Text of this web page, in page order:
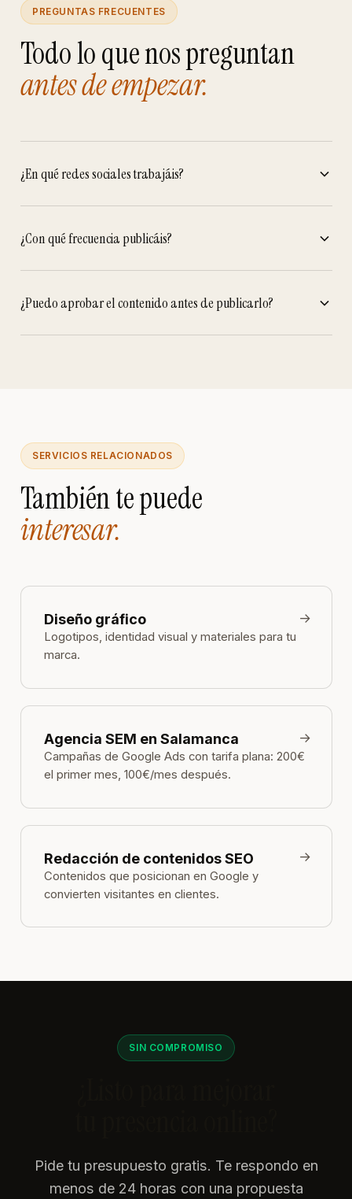
PREGUNTAS FRECUENTES
Todo lo que nos preguntan
antes de empezar.
¿En qué redes sociales trabajáis?
¿Con qué frecuencia publicáis?
¿Puedo aprobar el contenido antes de publicarlo?
SERVICIOS RELACIONADOS
También te puede
interesar.
Diseño gráfico
Logotipos, identidad visual y materiales para tu
marca.
→
Agencia SEM en Salamanca
Campañas de Google Ads con tarifa plana: 200€
el primer mes, 100€/mes después.
→
Redacción de contenidos SEO
Contenidos que posicionan en Google y
convierten visitantes en clientes.
→
SIN COMPROMISO
Pide tu presupuesto gratis. Te respondo en
menos de 24 horas con una propuesta